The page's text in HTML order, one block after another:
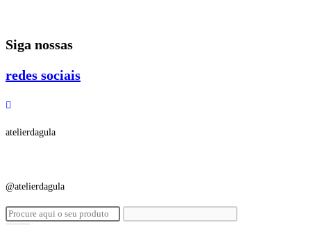
o
Siga nossas
redes sociais
atelierdagula
@atelierdagula